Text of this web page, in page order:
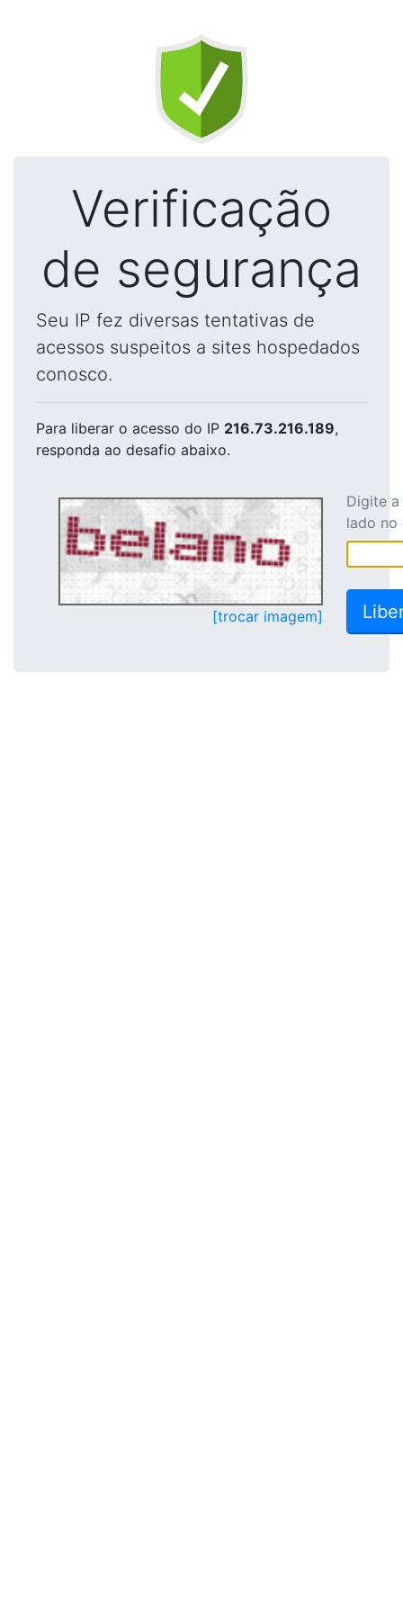
Verificação
de segurança
Seu IP fez diversas tentativas de
acessos suspeitos a sites hospedados
conosco.
Para liberar o acesso do IP 216.73.216.189,
responda ao desafio abaixo.
[trocar imagem]
Digite
lado no